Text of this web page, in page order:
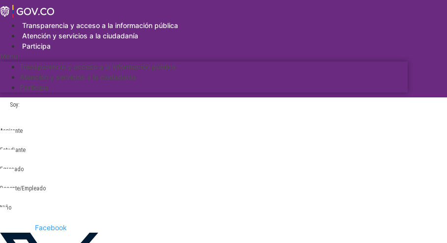
Saltar
al
contenidoTransparencia y acceso a la información pública
Atención y servicios a la ciudadanía
Participa
Menu
Transparencia y acceso a la información pública
Atención y servicios a la ciudadanía
Participa
Soy:
Aspirante
Estudiante
Egresado
Docente/Empleado
Niño
Facebook